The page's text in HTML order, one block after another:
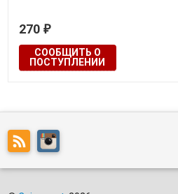
270 ₽
СООБЩИТЬ О
ПОСТУПЛЕНИИ